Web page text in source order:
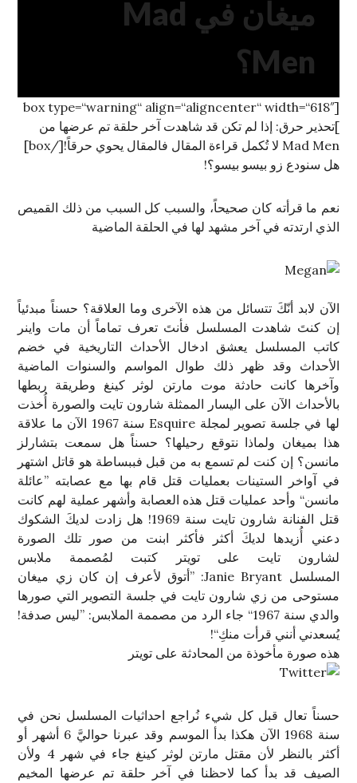
ميغان في Mad
Men؟
[box type=“warning“ align=“aligncenter“ width=“618″
]تحذير حرق: إذا لم تكن قد شاهدت آخر حلقة تم عرضها من
Mad Men لا تُكمل قراءة المقال فالمقال يحوي حرقاً![/box]
هل سنودع زو بيسو بيسو؟!
نعم ما قرأته كان صحيحاً، والسبب كل السبب من ذلك القميص
الذي ارتدته في آخر مشهد لها في الحلقة الماضية
الآن لابد أنّكَ تتسائل من هذه الآخرى وما العلاقة؟ حسناً مبدئياً
إن كنتَ شاهدت المسلسل فأنتَ تعرف تماماً أن مات واينر
كاتب المسلسل يعشق ادخال الأحداث التاريخية في خضم
الأحداث وقد ظهر ذلك طوال المواسم والسنوات الماضية
وآخرها كانت حادثة موت مارتن لوثر كينغ وطريقة ربطها
بالأحداث الآن على اليسار الممثلة شارون تايت والصورة أُخذت
لها في جلسة تصوير لمجلة Esquire سنة 1967 الآن ما علاقة
هذا بميغان ولماذا نتوقع رحيلها؟ حسناً هل سمعت بتشارلز
مانسن؟ إن كنت لم تسمع به من قبل فببساطة هو قاتل اشتهر
في آواخر الستينات بعمليات قتل قام بها مع عصابته ”عائلة
مانسن“ وأحد عمليات قتل هذه العصابة وأشهر عملية لهم كانت
قتل الفنانة شارون تايت سنة 1969! هل زادت لديكَ الشكوك
دعني أُزيدها لديكَ أكثر فأكثر ابنت من صور تلك الصورة
لشارون تايت على تويتر كتبت لمُصممة ملابس
المسلسل Janie Bryant: ”أتوق لأعرف إن كان زي ميغان
مستوحى من زي شارون تايت في جلسة التصوير التي صورها
والدي سنة 1967“ جاء الرد من مصممة الملابس: ”ليس صدفة!
يُسعدني أنني قرأت منكِ“!
هذه صورة مأخوذة من المحادثة على تويتر
حسناً تعال قبل كل شيء نُراجع احداثيات المسلسل نحن في
سنة 1968 الآن هكذا بدأ الموسم وقد عبرنا حواليَّ 6 أشهر أو
أكثر بالنظر لأن مقتل مارتن لوثر كينغ جاء في شهر 4 ولأن
الصيف قد بدأ كما لاحظنا في آخر حلقة تم عرضها المخيم